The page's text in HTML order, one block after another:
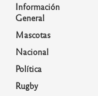
Información
General
Mascotas
Nacional
Política
Rugby